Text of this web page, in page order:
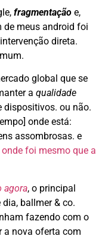
fragmentação e,
de meus android foi
direta.
global que se
a qualidade
ou não.
onde está:
assombrosas. e
onde foi mesmo que a
agora, o principal
dia, ballmer & co.
fazendo com o
a nova oferta com